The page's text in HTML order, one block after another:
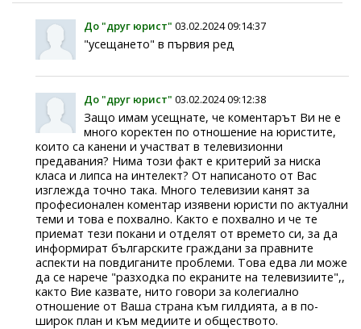
До "друг юрист" 03.02.2024 09:14:37
"усещането" в първия ред
До "друг юрист" 03.02.2024 09:12:38
Защо имам усещнате, че коментарът Ви не е
много коректен по отношение на юристите,
които са канени и участват в телевизионни
предавания? Нима този факт е критерий за ниска
класа и липса на интелект? От написаното от Вас
изглежда точно така. Много телевизии канят за
професионален коментар изявени юристи по актуални
теми и това е похвално. Както е похвално и че те
приемат тези покани и отделят от времето си, за да
информират българските граждани за правните
аспекти на повдиганите проблеми. Това едва ли може
да се нарече "разходка по екраните на телевизиите",,
както Вие казвате, нито говори за колегиално
отношение от Ваша страна към гилдията, а в по-
широк план и към медиите и обществото.